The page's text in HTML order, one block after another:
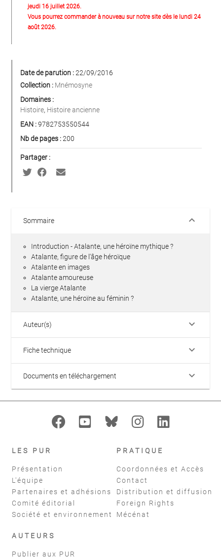
jeudi 16 juillet 2026.
Vous pourrez commander à nouveau sur notre site dès le lundi 24
août 2026.
Date de parution :22/09/2016
Collection : Mnémosyne
Domaines :
Histoire, Histoire ancienne
EAN :9782753550544
Nb de pages :200
Partager :
Sommaire keyboard_arrow_down
Introduction - Atalante, une héroïne mythique ?
Atalante, figure de l'âge héroïque
Atalante en images
Atalante amoureuse
La vierge Atalante
Atalante, une héroïne au féminin ?
Auteur(s) keyboard_arrow_down
Fiche technique keyboard_arrow_down
Documents en téléchargement keyboard_arrow_down
LES PUR
Présentation
L'équipe
Partenaires et adhésions
Comité éditorial
Société et environnement
PRATIQUE
Coordonnées et Accès
Contact
Distribution et diffusion
Foreign Rights
Mécénat
AUTEURS
Publier aux PUR